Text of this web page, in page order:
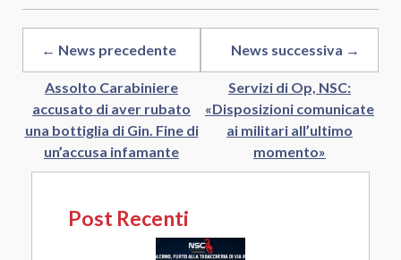
← News precedente
Assolto Carabiniere
accusato di aver rubato
una bottiglia di Gin. Fine di
un’accusa infamante
News successiva →
Servizi di Op, NSC:
«Disposizioni comunicate
ai militari all’ultimo
momento»
Post Recenti